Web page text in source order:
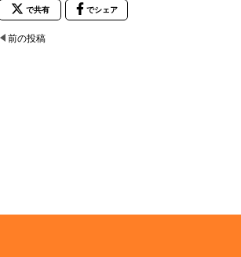
で共有 でシェア
前の投稿